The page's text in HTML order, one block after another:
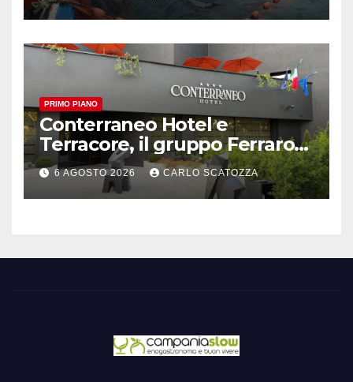
PRIMO PIANO
Conterraneo Hotel e
Terracore, il gruppo Ferraro
amplia l’ ospitalità e il gusto
alle porte di Caserta
6 AGOSTO 2026 CARLO SCATOZZA